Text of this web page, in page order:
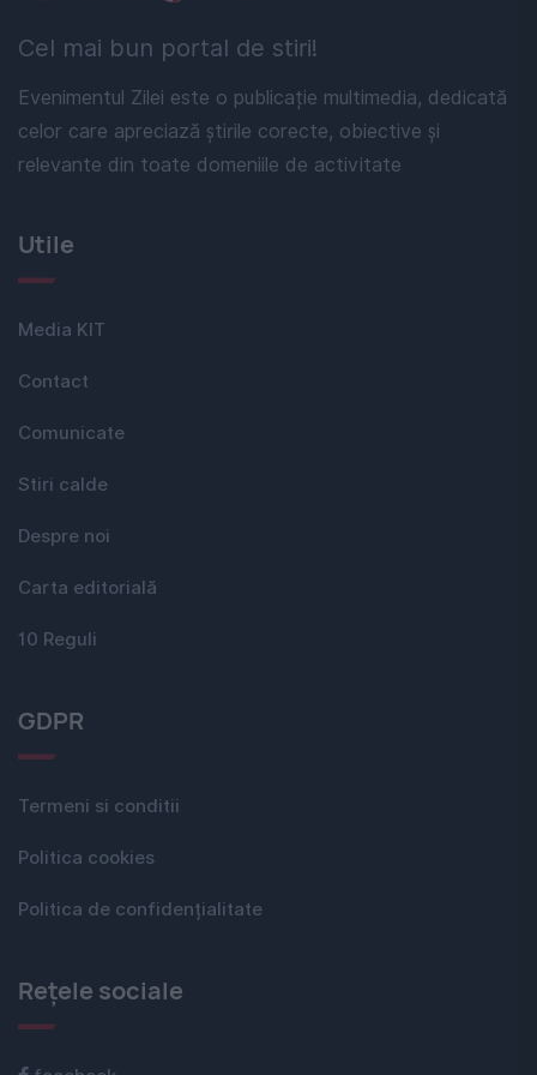
Cel mai bun portal de stiri!
Evenimentul Zilei este o publicație multimedia, dedicată
celor care apreciază știrile corecte, obiective și
relevante din toate domeniile de activitate
Utile
Media KIT
Contact
Comunicate
Stiri calde
Despre noi
Carta editorială
10 Reguli
GDPR
Termeni si conditii
Politica cookies
Politica de confidențialitate
Rețele sociale